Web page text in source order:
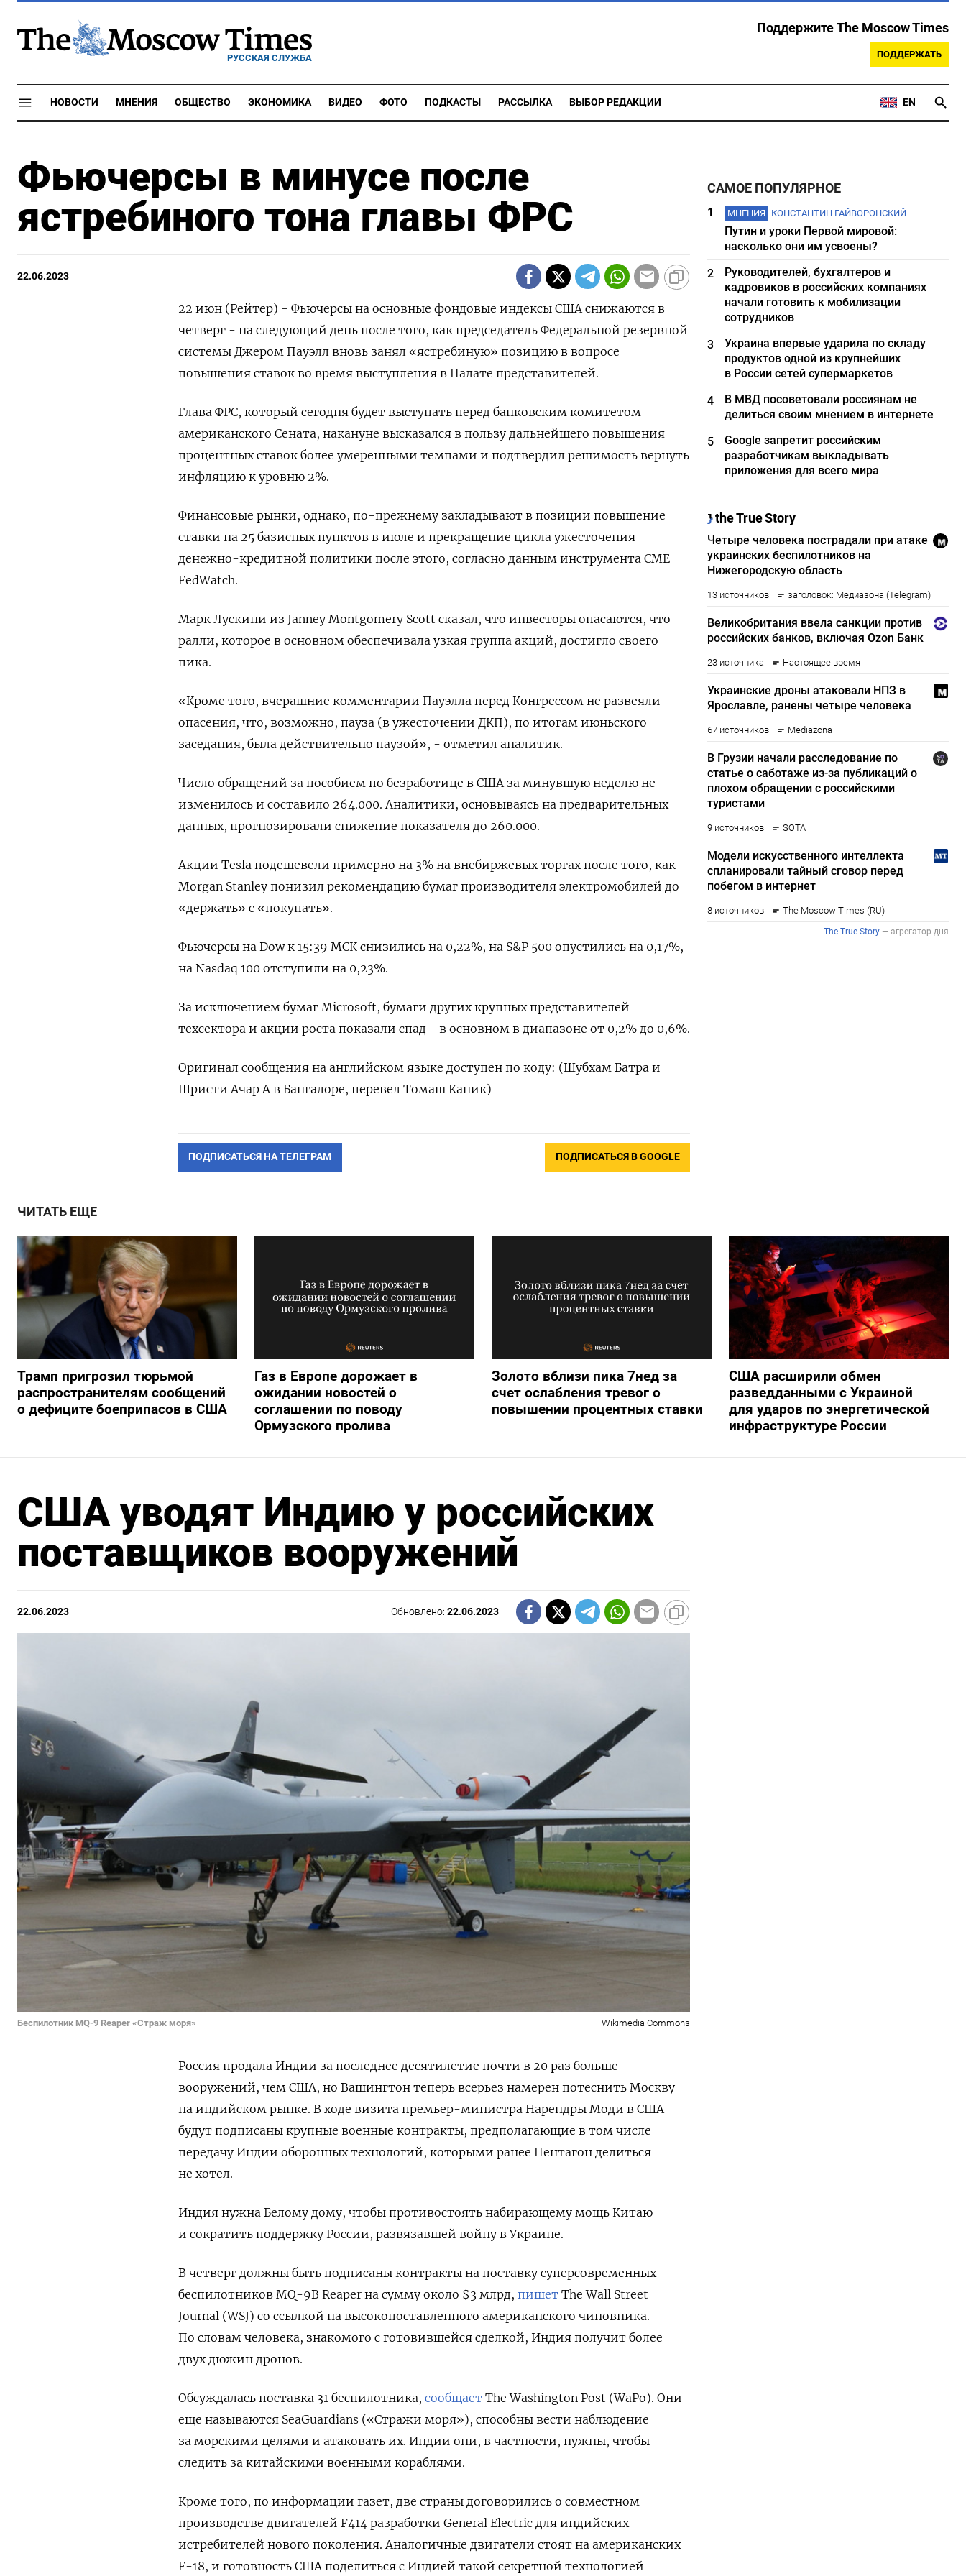
РУССКАЯ СЛУЖБА
Поддержите The Moscow Times
ПОДДЕРЖАТЬ
НОВОСТИ МНЕНИЯ ОБЩЕСТВО ЭКОНОМИКА ВИДЕО ФОТО ПОДКАСТЫ РАССЫЛКА ВЫБОР РЕДАКЦИИ EN
Фьючерсы в минусе после
ястребиного тона главы ФРС
22.06.2023
22 июн (Рейтер) - Фьючерсы на основные фондовые индексы США снижаются в
четверг - на следующий день после того, как председатель Федеральной резервной
системы Джером Пауэлл вновь занял «ястребиную» позицию в вопросе
повышения ставок во время выступления в Палате представителей.
Глава ФРС, который сегодня будет выступать перед банковским комитетом
американского Сената, накануне высказался в пользу дальнейшего повышения
процентных ставок более умеренными темпами и подтвердил решимость вернуть
инфляцию к уровню 2%.
Финансовые рынки, однако, по-прежнему закладывают в позиции повышение
ставки на 25 базисных пунктов в июле и прекращение цикла ужесточения
денежно-кредитной политики после этого, согласно данным инструмента CME
FedWatch.
Марк Лускини из Janney Montgomery Scott сказал, что инвесторы опасаются, что
ралли, которое в основном обеспечивала узкая группа акций, достигло своего
пика.
«Кроме того, вчерашние комментарии Пауэлла перед Конгрессом не развеяли
опасения, что, возможно, пауза (в ужесточении ДКП), по итогам июньского
заседания, была действительно паузой», - отметил аналитик.
Число обращений за пособием по безработице в США за минувшую неделю не
изменилось и составило 264.000. Аналитики, основываясь на предварительных
данных, прогнозировали снижение показателя до 260.000.
Акции Tesla подешевели примерно на 3% на внебиржевых торгах после того, как
Morgan Stanley понизил рекомендацию бумаг производителя электромобилей до
«держать» с «покупать».
Фьючерсы на Dow к 15:39 МСК снизились на 0,22%, на S&P 500 опустились на 0,17%,
на Nasdaq 100 отступили на 0,23%.
За исключением бумаг Microsoft, бумаги других крупных представителей
техсектора и акции роста показали спад - в основном в диапазоне от 0,2% до 0,6%.
Оригинал сообщения на английском языке доступен по коду: (Шубхам Батра и
Шристи Ачар А в Бангалоре, перевел Томаш Каник)
ПОДПИСАТЬСЯ НА ТЕЛЕГРАМ ПОДПИСАТЬСЯ В GOOGLE
САМОЕ ПОПУЛЯРНОЕ
1 МНЕНИЯ КОНСТАНТИН ГАЙВОРОНСКИЙ
Путин и уроки Первой мировой:
насколько они им усвоены?
2
Руководителей, бухгалтеров и
кадровиков в российских компаниях
начали готовить к мобилизации
сотрудников
3
Украина впервые ударила по складу
продуктов одной из крупнейших
в России сетей супермаркетов
4
В МВД посоветовали россиянам не
делиться своим мнением в интернете
5
Google запретит российским
разработчикам выкладывать
приложения для всего мира
ЧИТАТЬ ЕЩЕ
Трамп пригрозил тюрьмой
распространителям сообщений
о дефиците боеприпасов в США
Газ в Европе дорожает в
ожидании новостей о
соглашении по поводу
Ормузского пролива
Золото вблизи пика 7нед за
счет ослабления тревог о
повышении процентных ставки
США расширили обмен
разведданными с Украиной
для ударов по энергетической
инфраструктуре России
США уводят Индию у российских
поставщиков вооружений
22.06.2023 Обновлено:22.06.2023
Беспилотник MQ-9 Reaper «Страж моря» Wikimedia Commons
Россия продала Индии за последнее десятилетие почти в 20 раз больше
вооружений, чем США, но Вашингтон теперь всерьез намерен потеснить Москву
на индийском рынке. В ходе визита премьер-министра Нарендры Моди в США
будут подписаны крупные военные контракты, предполагающие в том числе
передачу Индии оборонных технологий, которыми ранее Пентагон делиться
не хотел.
Индия нужна Белому дому, чтобы противостоять набирающему мощь Китаю
и сократить поддержку России, развязавшей войну в Украине.
В четверг должны быть подписаны контракты на поставку суперсовременных
беспилотников MQ-9B Reaper на сумму около $3 млрд, пишет The Wall Street
Journal (WSJ) со ссылкой на высокопоставленного американского чиновника.
По словам человека, знакомого с готовившейся сделкой, Индия получит более
двух дюжин дронов.
Обсуждалась поставка 31 беспилотника, сообщает The Washington Post (WaPo). Они
еще называются SeaGuardians («Стражи моря»), способны вести наблюдение
за морскими целями и атаковать их. Индии они, в частности, нужны, чтобы
следить за китайскими военными кораблями.
Кроме того, по информации газет, две страны договорились о совместном
производстве двигателей F414 разработки General Electric для индийских
истребителей нового поколения. Аналогичные двигатели стоят на американских
F-18, и готовность США поделиться с Индией такой секретной технологией